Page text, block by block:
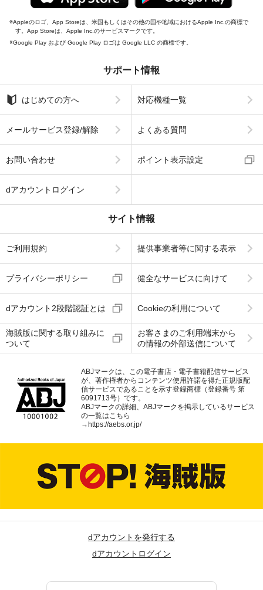
Appleのロゴ、App Storeは、米国もしくはその他の国や地域におけるApple Inc.の商標で
す。App Storeは、Apple Inc.のサービスマークです。
Google Play および Google Play ロゴは Google LLC の商標です。
サポート情報
はじめての方へ 対応機種一覧
メールサービス登録/解除 よくある質問
お問い合わせ ポイント表示設定
dアカウントログイン
サイト情報
ご利用規約 提供事業者等に関する表示
プライバシーポリシー 健全なサービスに向けて
dアカウント2段階認証とは Cookieの利用について
海賊版に関する取り組みに
ついて
お客さまのご利用端末から
の情報の外部送信について
ABJマークは、この電子書店・電子書籍配信サービス
が、著作権者からコンテンツ使用許諾を得た正規版配
信サービスであることを示す登録商標（登録番号 第
6091713号）です。
ABJマークの詳細、ABJマークを掲示しているサービス
の一覧はこちら
→ https://aebs.or.jp/
dアカウントを発行する
dアカウントログイン